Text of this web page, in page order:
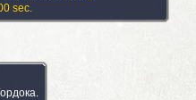
sec.